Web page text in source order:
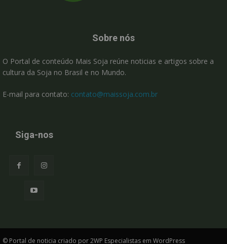
Sobre nós
O Portal de conteúdo Mais Soja reúne noticias e artigos sobre a
cultura da Soja no Brasil e no Mundo.
E-mail para contato: contato@maissoja.com.br
Siga-nos
© Portal de noticia criado por 2WP Especialistas em WordPress